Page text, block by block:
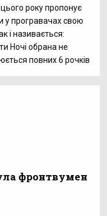
цього року пропонує
у програвачах свою
і називається:
Ночі обрана не
повних 6 рочків
фронтвумен